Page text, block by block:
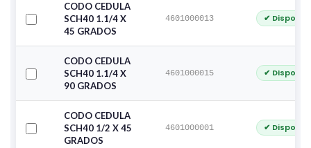
CODO CEDULA
SCH40 1.1/4 X
45 GRADOS
4601000013 ✔
CODO CEDULA
SCH40 1.1/4 X
90 GRADOS
4601000015 ✔
CODO CEDULA
SCH40 1/2 X 45
GRADOS
4601000001 ✔